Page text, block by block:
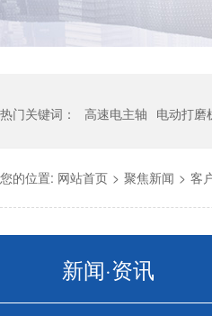
热门关键词： 高速电主轴 电动打磨
您的位置: 网站首页 > 聚焦新闻 > 客
新闻·资讯